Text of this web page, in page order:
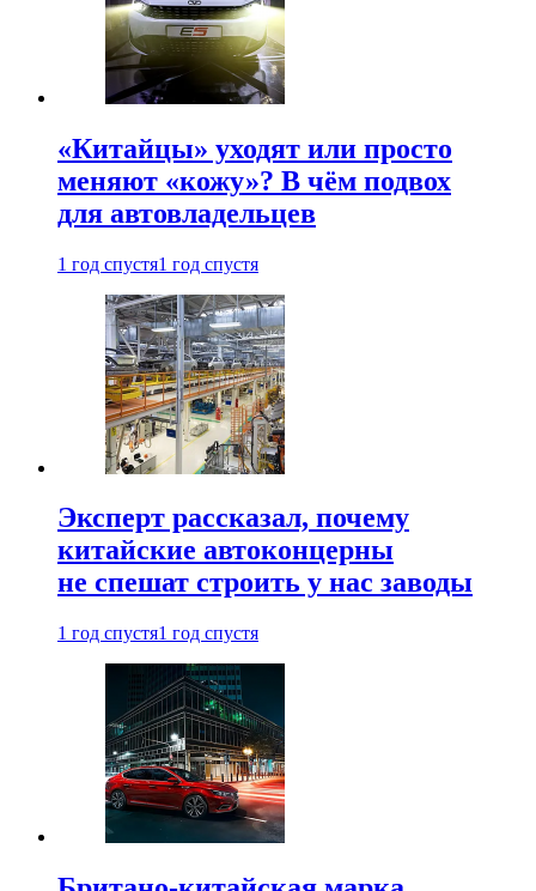
«Китайцы» уходят или просто
меняют «кожу»? В чём подвох
для автовладельцев
1 год спустя1 год спустя
Эксперт рассказал, почему
китайские автоконцерны
не спешат строить у нас заводы
1 год спустя1 год спустя